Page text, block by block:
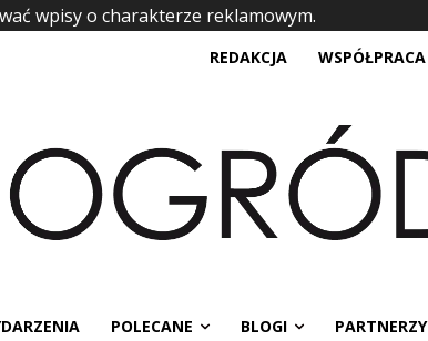
wpisy o charakterze reklamowym.
REDAKCJA WSPÓŁPRACA
POLECANE BLOGI PARTNERZY